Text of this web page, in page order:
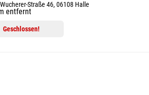
Straße 46, 06108 Halle
entfernt
Geschlossen!